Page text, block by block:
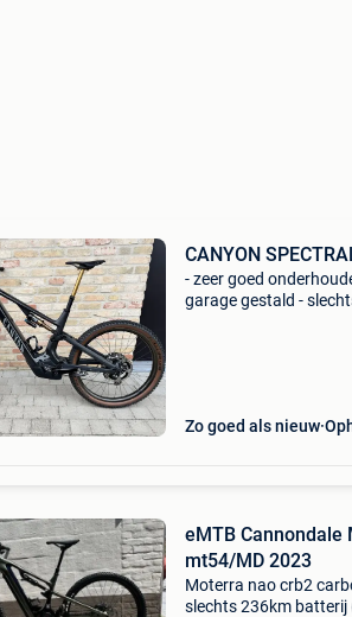
CANYON
- zeer goed
garage gestald -
Zo goed als nieuw
eMTB Cannondale
mt54/MD 2023
Moterra nao crb2
slechts 236km batterij